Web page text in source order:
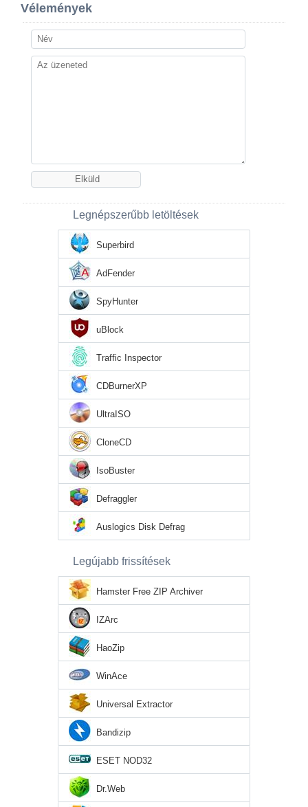
Vélemények
Legnépszerűbb letöltések
Superbird
AdFender
SpyHunter
uBlock
Traffic Inspector
CDBurnerXP
UltraISO
CloneCD
IsoBuster
Defraggler
Auslogics Disk Defrag
Legújabb frissítések
Hamster Free ZIP Archiver
IZArc
HaoZip
WinAce
Universal Extractor
Bandizip
ESET NOD32
Dr.Web